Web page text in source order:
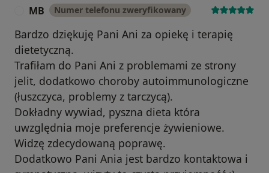
MB Numer telefonu zweryfikowany
Bardzo dziękuję Pani Ani za opiekę i terapię
dietetyczną.
Trafiłam do Pani Ani z problemami ze strony
jelit, dodatkowo choroby autoimmunologiczne
(łuszczyca, problemy z tarczycą).
Dokładny wywiad, pyszna dieta która
uwzględnia moje preferencje żywieniowe.
Widzę zdecydowaną poprawę.
Dodatkowo Pani Ania jest bardzo kontaktowa i